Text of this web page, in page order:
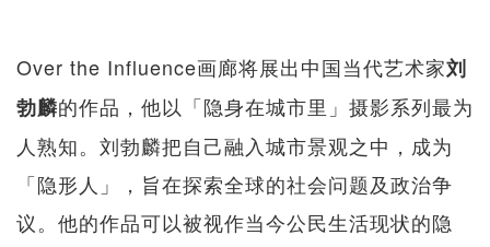
Over the Influence画廊将展出中国当代艺术家刘
勃麟的作品，他以「隐身在城市里」摄影系列最为
人熟知。刘勃麟把自己融入城市景观之中，成为
「隐形人」，旨在探索全球的社会问题及政治争
议。他的作品可以被视作当今公民生活现状的隐